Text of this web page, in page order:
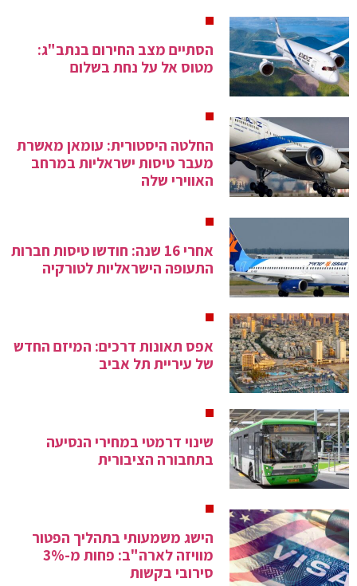
הסתיים מצב החירום בנתב"ג:
מטוס אל על נחת בשלום
החלטה היסטורית: עומאן מאשרת
מעבר טיסות ישראליות במרחב
האווירי שלה
אחרי 16 שנה: חודשו טיסות חברות
התעופה הישראליות לטורקיה
אפס תאונות דרכים: המיזם החדש
של עיריית תל אביב
שינוי דרמטי במחירי הנסיעה
בתחבורה הציבורית
הישג משמעותי בתהליך הפטור
מוויזה לארה"ב: פחות מ-3%
סירובי בקשות